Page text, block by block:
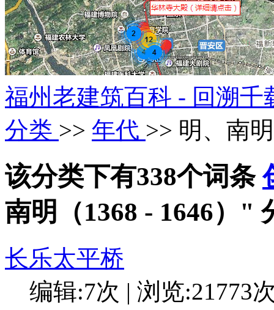
福州老建筑百科 - 回溯
分类 >> 年代 >> 明、南
该分类下有338个词条
南明（1368 - 1646）"
长乐太平桥
编辑:7次 | 浏览:21773